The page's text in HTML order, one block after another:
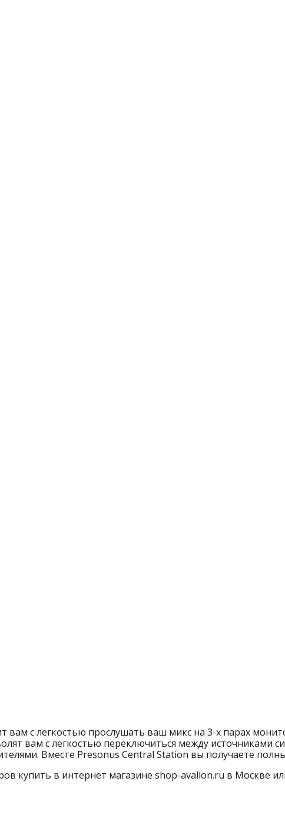
вам с легкостью прослушать ваш микс на 3-х парах
вам с легкостью переключиться между источниками
Вместе Presonus Central Station вы получаете
купить в интернет магазине shop-avallon.ru в Москве